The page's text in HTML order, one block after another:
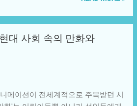
과 연결된 중요한 인물이라는 점을
는 과거의 관습과 현재의 상황을 무
육적 메시지를 전달할 수 있다. 예를
을 바탕으로 한 '가족 돌봄'의 의미
아니라, 우리 사회의 소중한 자원으로
이다. 사실, 고려장과 ...
정 및 사회적 상호작용에 필연적으
고정 관념은 성별, 인종, 종교, 또는
의 사회적 지위와 행복에 심각한 영
일자리를 구할 때 차별을 경험하거
회는 빠르고 고도화된 산업 경제와 함
통적인 가치관이 여전히 뿌리박혀 있
대 사회 속의 만화와
메이션이 전세계적으로 주목받던 시